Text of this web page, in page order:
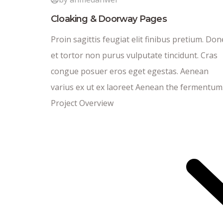
Cloaking & Doorway Pages
Proin sagittis feugiat elit finibus pretium.
et tortor non purus vulputate tincidunt. Cras
congue posuer eros eget egestas. Aenean
varius ex ut ex laoreet Aenean the
Project Overview